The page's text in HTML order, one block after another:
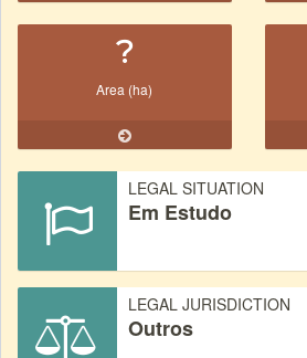
?
Area (ha)
LEGAL SITUATION
Em Estudo
LEGAL JURISDICTION
Outros